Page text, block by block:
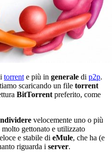
torrent e più in generale di p2p.
scaricando un file torrent
BitTorrent preferito, come
velocemente uno o più
molto gettonato e utilizzato
e stabile di eMule, che ha (e
riguarda i server.